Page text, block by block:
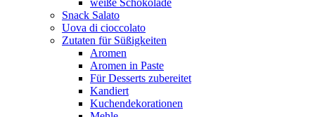
weiße Schokolade
Snack Salato
Uova di cioccolato
Zutaten für Süßigkeiten
Aromen
Aromen in Paste
Für Desserts zubereitet
Kandiert
Kuchendekorationen